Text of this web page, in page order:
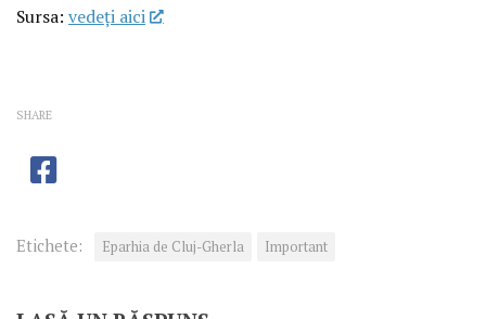
Sursa: vedeţi aici
SHARE
Etichete: Eparhia de Cluj-Gherla Important